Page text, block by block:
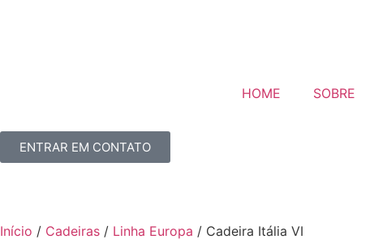
HOME SOBRE
ENTRAR EM CONTATO
Início / Cadeiras / Linha Europa / Cadeira Itália VI